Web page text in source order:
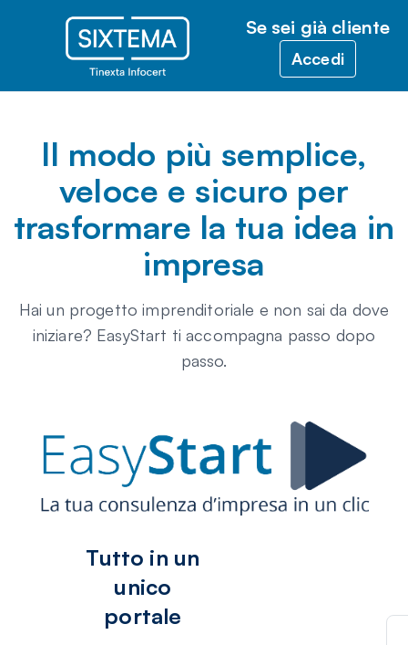
Se sei già cliente
Accedi
Il modo più semplice,
veloce e sicuro per
trasformare la tua idea in
impresa
Hai un progetto imprenditoriale e non sai da dove
iniziare? EasyStart ti accompagna passo dopo
passo.
Tutto in un
unico
portale